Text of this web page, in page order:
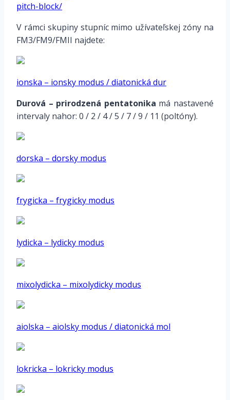
pitch-block/
V rámci skupiny stupníc mimo užívateľskej zóny na
FM3/FM9/FMII najdete:
ionska – ionsky modus / diatonická dur
Durová – prirodzená pentatonika má nastavené
intervaly nahor: 0 / 2 / 4 / 5 / 7 / 9 / 11 (poltóny).
dorska – dorsky modus
frygicka – frygicky modus
lydicka – lydicky modus
mixolydicka – mixolydicky modus
aiolska – aiolsky modus / diatonická mol
lokricka – lokricky modus